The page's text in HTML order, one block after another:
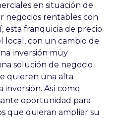
en situación de
negocios rentables con
esta franquicia de precio
local, con un cambio de
inversión muy
solución de negocio
quieren una alta
Así como
oportunidad para
que quieran ampliar su